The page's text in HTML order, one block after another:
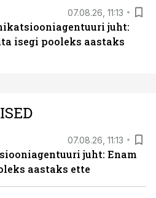
07.08.26, 11:13
juht:
isegi pooleks aastaks
07.08.26, 11:13
juht: Enam
aastaks ette